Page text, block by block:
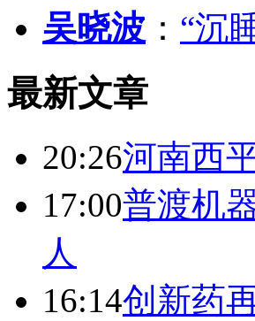
吴晓波 ： “沉
最新文章
20:26河南西
17:00普渡机
人
16:14创新药